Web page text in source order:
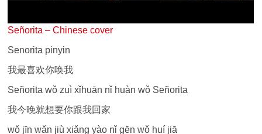
Señorita – Chinese cover
Senorita pinyin
我最喜欢你唤我
Señorita wǒ zuì xǐhuān nǐ huàn wǒ Señorita
我今晚就想要你跟我回家
wǒ jīn wǎn jiù xiǎng yào nǐ gēn wǒ huí jiā